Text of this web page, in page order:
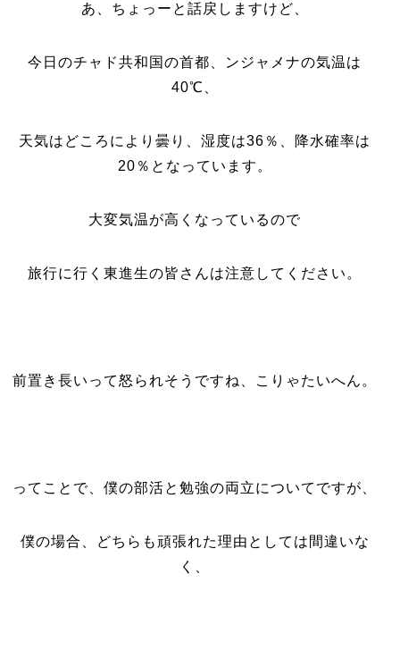
あ、ちょっーと話戻しますけど、
今日のチャド共和国の首都、ンジャメナの気温は
40℃、
天気はどころにより曇り、湿度は36％、降水確率は
20％となっています。
大変気温が高くなっているので
旅行に行く東進生の皆さんは注意してください。
前置き長いって怒られそうですね、こりゃたいへん。
ってことで、僕の部活と勉強の両立についてですが、
僕の場合、どちらも頑張れた理由としては間違いな
く、